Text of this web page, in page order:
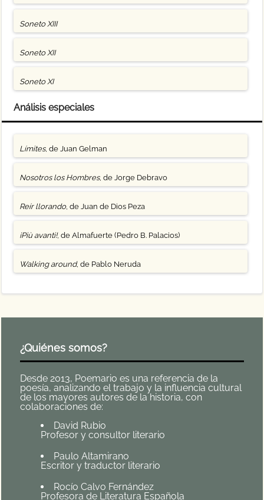
Soneto XIII
Soneto XII
Soneto XI
Análisis especiales
Límites, de Juan Gelman
Nosotros los Hombres, de Jorge Debravo
Reír llorando, de Juan de Dios Peza
¡Più avanti!, de Almafuerte (Pedro B. Palacios)
Walking around, de Pablo Neruda
¿Quiénes somos?
Desde 2013, Poemario es una referencia de la
poesía, analizando el trabajo y la influencia cultural
de los mayores autores de la historia, con
colaboraciones de:
David Rubio
Profesor y consultor literario
Paulo Altamirano
Escritor y traductor literario
Rocío Calvo Fernández
Profesora de Literatura Española